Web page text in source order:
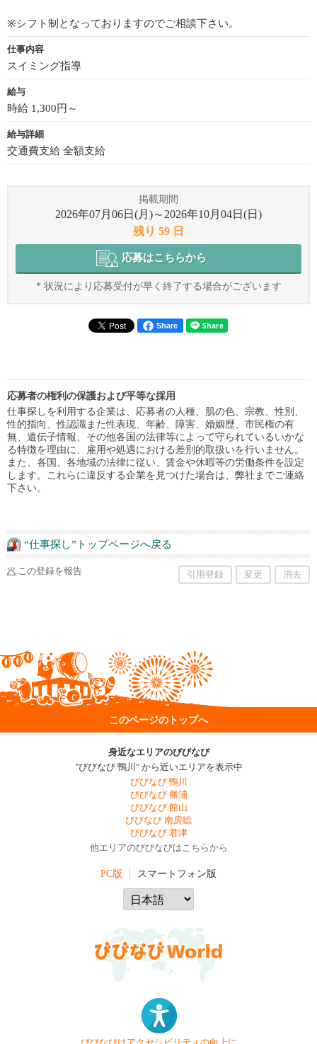
※シフト制となっておりますのでご相談下さい。
仕事内容
スイミング指導
給与
時給 1,300円～
給与詳細
交通費支給 全額支給
掲載期間
2026年07月06日(月)～2026年10月04日(日)
残り 59 日
応募はこちらから
* 状況により応募受付が早く終了する場合がございます
Share
応募者の権利の保護および平等な採用
仕事探しを利用する企業は、応募者の人種、肌の色、宗教、性別、
性的指向、性認識また性表現、年齢、障害、婚姻歴、市民権の有
無、遺伝子情報、その他各国の法律等によって守られているいかな
る特徴を理由に、雇用や処遇における差別的取扱いを行いません。
また、各国、各地域の法律に従い、賃金や休暇等の労働条件を設定
します。これらに違反する企業を見つけた場合は、弊社までご連絡
下さい。
“仕事探し”トップページへ戻る
この登録を報告 引用登録 変更 消去
このページのトップへ
身近なエリアのびびなび
"びびなび 鴨川" から近いエリアを表示中
びびなび 鴨川
びびなび 勝浦
びびなび 館山
びびなび 南房総
びびなび 君津
他エリアのびびなびはこちらから
PC版 スマートフォン版